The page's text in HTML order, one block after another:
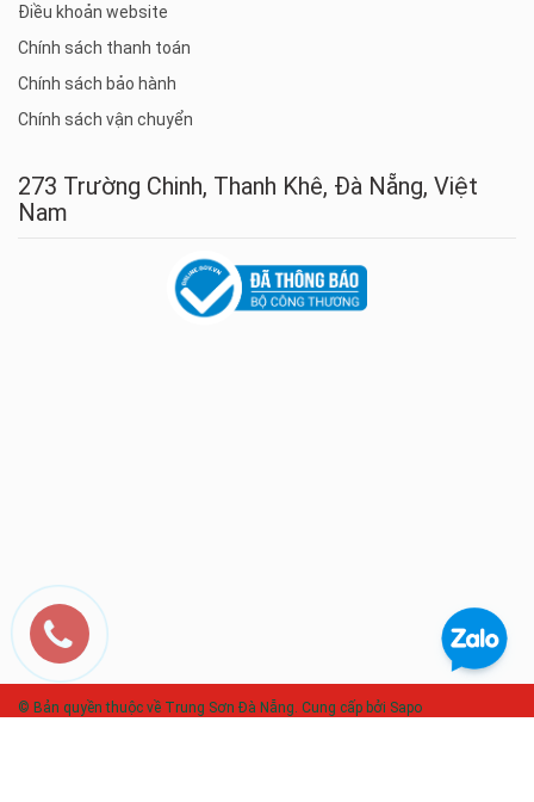
Điều khoản website
Chính sách thanh toán
Chính sách bảo hành
Chính sách vận chuyển
273 Trường Chinh, Thanh Khê, Đà Nẵng, Việt
Nam
© Bản quyền thuộc về Trung Sơn Đà Nẵng. Cung cấp bởi Sapo